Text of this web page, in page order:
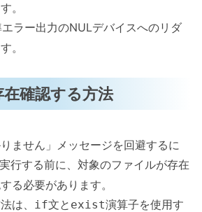
。
ラー出力のNULデバイスへのリダ
。
確認する方法
ません」メッセージを回避するに
行する前に、対象のファイルが存在
る必要があります。
は、 if文と exist演算子を使用す